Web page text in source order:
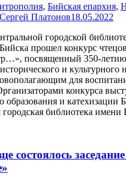
, Бийская епархия,
Сергей Платонов18.05.2022
городской
прошел конкурс
посвященный 350-
и культурного
для
конкурса
образования и катехизации
городская библиотека
состоялось